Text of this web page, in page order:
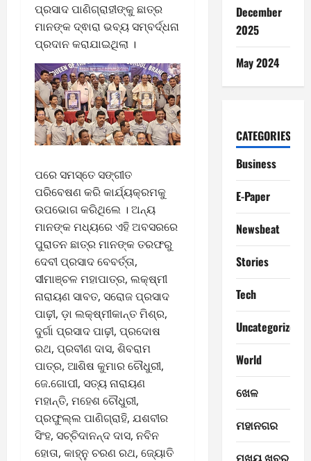
ପ୍ରସାଦ ପାଣିଗ୍ରାହୀଙ୍କୁ ଛାତ୍ର
ମାନଙ୍କ ଦ୍ଵାରା ଭବ୍ୟ ସମ୍ବର୍ଦ୍ଧନା
ପ୍ରଦାନ କରାଯାଇଥିଲା ।
ପରେ ସମସ୍ତେ ସଙ୍ଗୀତ
ପରିବେଷଣ କରି କାର୍ଯ୍ୟକ୍ରମକୁ
ଉପଭୋଗ କରିଥିଲେ । ଅନ୍ୟ
ମାନଙ୍କ ମଧ୍ୟରେ ଏହି ଅବସରରେ
ପୁରାତନ ଛାତ୍ର ମାନଙ୍କ ତରଫରୁ
ଦେବୀ ପ୍ରସାଦ ବେବର୍ତ୍ତା,
ସୀମାଞ୍ଚଳ ମହାପାତ୍ର, ଲକ୍ଷ୍ମୀ
ନାରାୟଣ ସାବତ, ସରୋଜ ପ୍ରସାଦ
ପାଢ଼ୀ, ଡ଼ା ଲକ୍ଷ୍ମୀକାନ୍ତ ମିଶ୍ର,
ଦୁର୍ଗା ପ୍ରସାଦ ପାଢ଼ୀ, ପ୍ରଦୋଷ
ରଥ, ପ୍ରବୀଣ ଦାସ, ଶିବରାମ
ପାତ୍ର, ଆଶିଷ କୁମାର ଚୌଧୁରୀ,
ଜେ.ଗୋପୀ, ସତ୍ୟ ନାରାୟଣ
ମହାନ୍ତି, ମହେଶ ଚୌଧୁରୀ,
ପ୍ରଫୁଲ୍ଲ ପାଣିଗ୍ରାହି, ଯଶବୀର
ସିଂହ, ସଚ୍ଚିଦାନନ୍ଦ ଦାସ, ନବିନ
ହୋତା, କାହ୍ନୁ ଚରଣ ରଥ, ଜ୍ୟୋତି
December
2025
May 2024
CATEGORIES
Business
E-Paper
Newsbeat
Stories
Tech
Uncategorized
World
ଖେଳ
ମହାନଗର
ମୁଖ୍ୟ ଖବର